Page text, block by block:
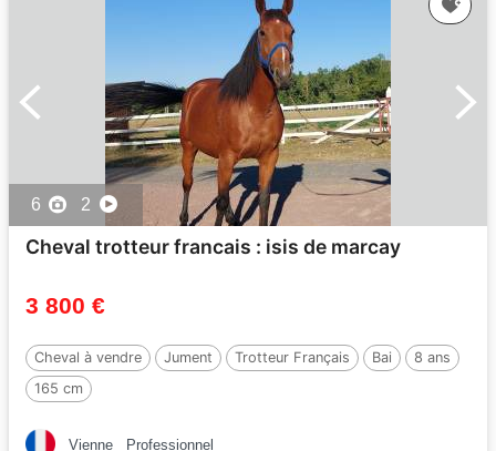
6 2
Cheval trotteur francais : isis de marcay
3 800 €
Cheval à vendre Jument Trotteur Français Bai
8 ans
165 cm
Vienne Professionnel